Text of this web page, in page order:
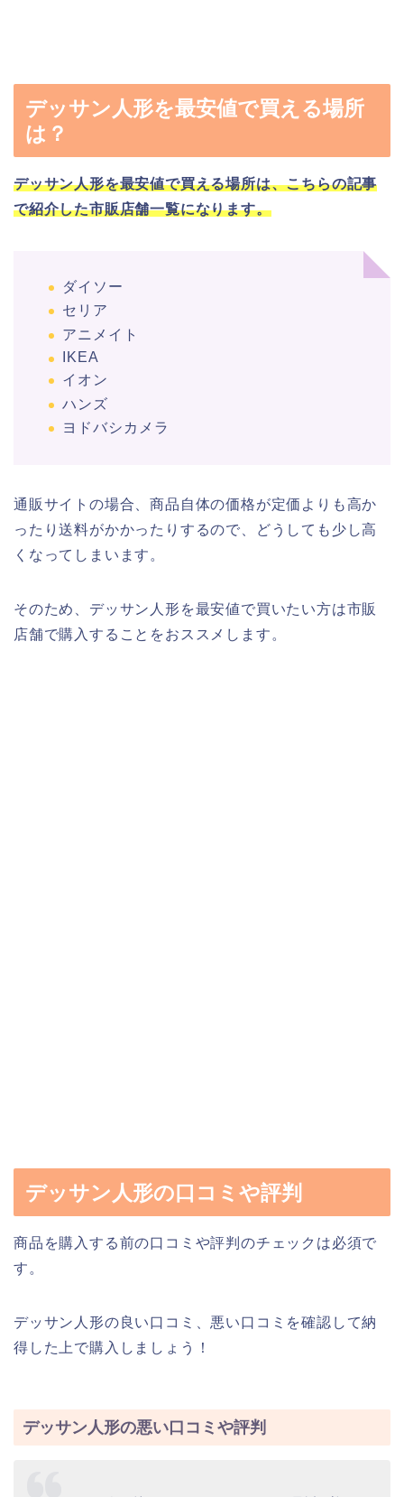
デッサン人形を最安値で買える場所
は？
デッサン人形を最安値で買える場所は、こちらの記事
で紹介した市販店舗一覧になります。
ダイソー
セリア
アニメイト
IKEA
イオン
ハンズ
ヨドバシカメラ
通販サイトの場合、商品自体の価格が定価よりも高か
ったり送料がかかったりするので、どうしても少し高
くなってしまいます。
そのため、デッサン人形を最安値で買いたい方は市販
店舗で購入することをおススメします。
デッサン人形の口コミや評判
商品を購入する前の口コミや評判のチェックは必須で
す。
デッサン人形の良い口コミ、悪い口コミを確認して納
得した上で購入しましょう！
デッサン人形の悪い口コミや評判